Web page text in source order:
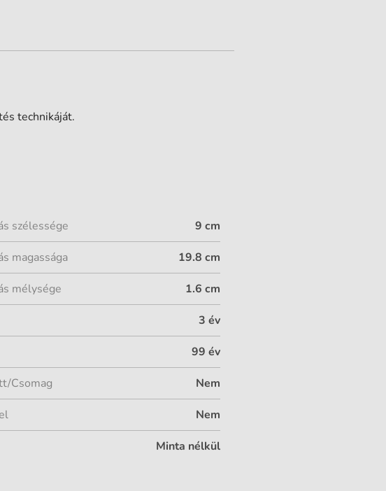
technikáját.
szélessége 9 cm
magassága 19.8 cm
mélysége 1.6 cm
3 év
99 év
Csomag Nem
Nem
Minta nélkül